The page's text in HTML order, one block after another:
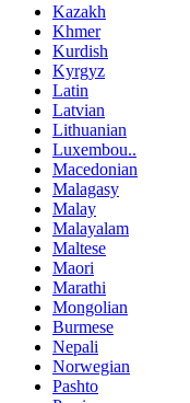
Kazakh
Khmer
Kurdish
Kyrgyz
Latin
Latvian
Lithuanian
Luxembou..
Macedonian
Malagasy
Malay
Malayalam
Maltese
Maori
Marathi
Mongolian
Burmese
Nepali
Norwegian
Pashto